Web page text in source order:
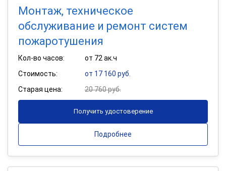
Монтаж, техническое
обслуживание и ремонт систем
пожаротушения
Кол-во часов:
от 72 ак.ч
Стоимость:
от 17 160 руб.
Старая цена:
20 760 руб.
Получить удостоверение
Подробнее